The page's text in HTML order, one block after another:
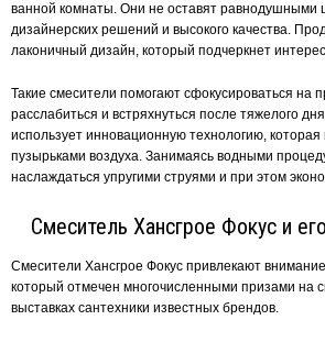
ванной комнаты. Они не оставят равнодушными
дизайнерских решений и высокого качества.
лаконичный дизайн, который подчеркнет
Такие смесители помогают сфокусироваться на
расслабиться и встряхнуться после тяжелого
использует инновационную технологию,
пузырьками воздуха. Занимаясь водными
наслаждаться упругими струями и при этом
Смеситель Хансгрое Фокус и
Смесители Хансгрое Фокус привлекают
который отмечен многочисленными призами на
выставках сантехники известных брендов.